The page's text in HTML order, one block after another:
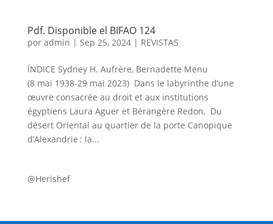
Pdf. Disponible el BIFAO 124
por admin | Sep 25, 2024| REVISTAS
ÍNDICE Sydney H. Aufrère, Bernadette Menu
(8 mai 1938-29 mai 2023) Dans le labyrinthe d’une
œuvre consacrée au droit et aux institutions
égyptiens Laura Aguer et Bérangère Redon, Du
désert Oriental au quartier de la porte Canopique
d’Alexandrie : la...
@Herishef